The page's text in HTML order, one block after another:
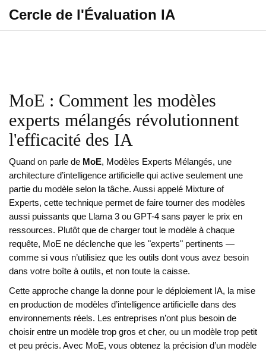
Cercle de l'Évaluation IA
MoE : Comment les modèles
experts mélangés révolutionnent
l'efficacité des IA
Quand on parle de MoE, Modèles Experts Mélangés, une
architecture d’intelligence artificielle qui active seulement une
partie du modèle selon la tâche. Aussi appelé Mixture of
Experts, cette technique permet de faire tourner des modèles
aussi puissants que Llama 3 ou GPT-4 sans payer le prix en
ressources. Plutôt que de charger tout le modèle à chaque
requête, MoE ne déclenche que les "experts" pertinents —
comme si vous n’utilisiez que les outils dont vous avez besoin
dans votre boîte à outils, et non toute la caisse.
Cette approche change la donne pour le déploiement IA, la mise
en production de modèles d’intelligence artificielle dans des
environnements réels. Les entreprises n’ont plus besoin de
choisir entre un modèle trop gros et cher, ou un modèle trop petit
et peu précis. Avec MoE, vous obtenez la précision d’un modèle